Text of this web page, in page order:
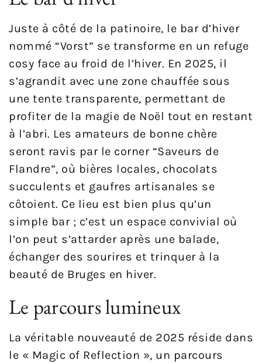
Juste à côté de la patinoire, le bar d’hiver
nommé “Vorst” se transforme en un refuge
cosy face au froid de l’hiver. En 2025, il
s’agrandit avec une zone chauffée sous
une tente transparente, permettant de
profiter de la magie de Noël tout en restant
à l’abri. Les amateurs de bonne chère
seront ravis par le corner “Saveurs de
Flandre”, où bières locales, chocolats
succulents et gaufres artisanales se
côtoient. Ce lieu est bien plus qu’un
simple bar ; c’est un espace convivial où
l’on peut s’attarder après une balade,
échanger des sourires et trinquer à la
beauté de Bruges en hiver.
Le parcours lumineux
La véritable nouveauté de 2025 réside dans
le « Magic of Reflection », un parcours